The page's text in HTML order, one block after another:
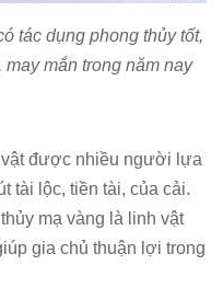
tác dụng phong thủy tốt,
mắn trong năm nay
được nhiều người lựa
tài lộc, tiền tài, của cải.
mạ vàng là linh vật
gia chủ thuận lợi trong